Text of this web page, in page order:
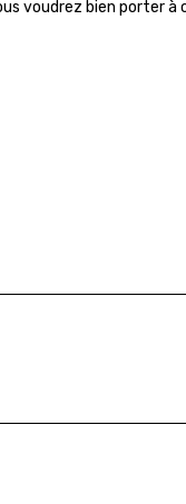
voudrez bien porter à